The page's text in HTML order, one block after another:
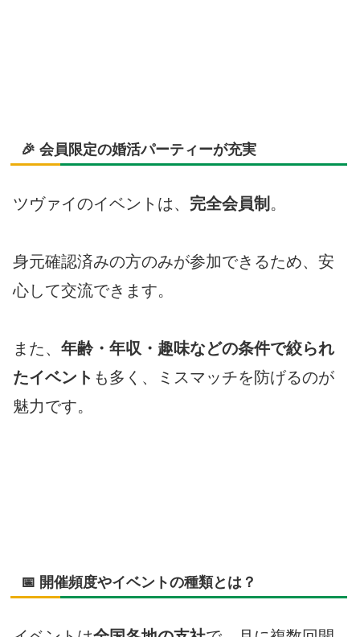
🎉 会員限定の婚活パーティーが充実
ツヴァイのイベントは、 完全会員制 。
身元確認済みの方のみが参加できるため、安
心して交流できます。
また、 年齢・年収・趣味などの条件で絞られ
たイベント も多く、ミスマッチを防げるのが
魅力です。
📅 開催頻度やイベントの種類とは？